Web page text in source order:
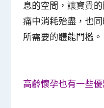
息的空間，讓寶貴
痛中消耗殆盡，也
所需要的體能門檻。
高齡懷孕也有一些優